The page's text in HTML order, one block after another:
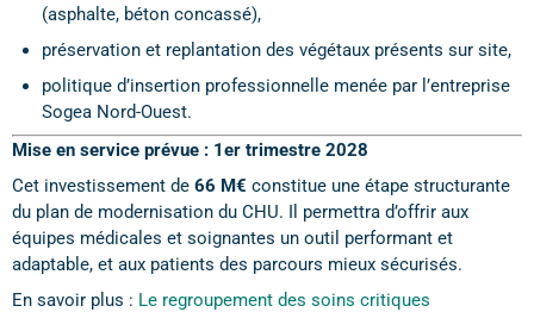
(asphalte, béton concassé),
préservation et replantation des végétaux présents sur site,
politique d’insertion professionnelle menée par l’entreprise
Sogea Nord-Ouest.
Mise en service prévue : 1er trimestre 2028
Cet investissement de 66 M€ constitue une étape structurante
du plan de modernisation du CHU. Il permettra d’offrir aux
équipes médicales et soignantes un outil performant et
adaptable, et aux patients des parcours mieux sécurisés.
En savoir plus : Le regroupement des soins critiques